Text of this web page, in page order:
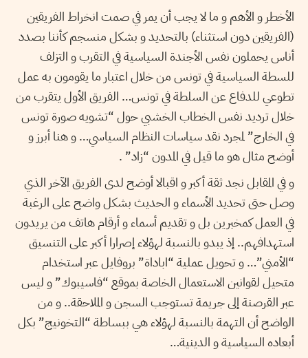
الأخطر و الأهم و ما لا يجب أن يمر في صمت انخراط الفريقين
(الفريقين دون استثناء) بالتحديد و بشكل منسجم كأننا بصدد
أناس يحملون نفس الأجندة السياسية في التقرب و التزلف
للسطة السياسية في تونس من خلال اعتبار ما يقومون به عمل
تطوعي للدفاع عن السلطة في تونس… الفريق الأول يتقرب من
خلال ترديد نفس الخطاب الخشبي حول “تشويه صورة تونس
في الخارج” لمجرد نقد سياسات النظام السياسي… و هنا أبرز و
أوضح مثال هو ما قيل في المدون “زاد” .
و في المقابل نجد ثقة أكبر و اقبالا أوضح لدى الفريق الآخر الذي
وصل حتى تحديد الأسماء و الحديث بشكل واضح على الرغبة
في العمل كمخبرين بل و تقديم أسماء و أرقام هاتف من يريدون
استهدافهم.. إذ يبدو بالنسبة لهؤلاء إصرارا أكبر على التنسيق
“الأمني”… و تحويل عملية “اباداة” بروفايل عبر استخدام
متحيل لقوانين الاستعمال الخاصة بموقع “فاسيبوك” و ليس
عبر القرصنة إلى جريمة تستوجب السجن و الملاحقة.. و من
الواضح أن التهمة بالنسبة لهؤلاء هي ببساطة “التخونيج” بكل
أبعاده السياسية و الدينية…